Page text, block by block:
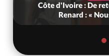
Côte d'Ivoire : De
Renard : «